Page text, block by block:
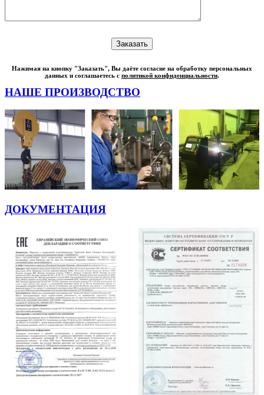
Нажимая на кнопку "Заказать", Вы даёте согласие на обработку персональных
данных и соглашаетесь с политикой конфиденциальности.
НАШЕ ПРОИЗВОДСТВО
ДОКУМЕНТАЦИЯ